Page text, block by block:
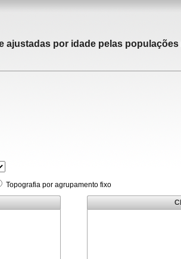
ajustadas por idade pelas
Topografia por agrupamento fixo